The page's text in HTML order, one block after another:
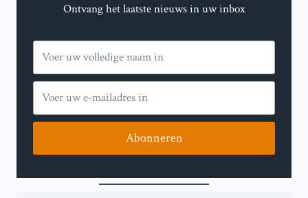
VAN
BIJ
‘MISHANDELING’
VAN
PREMIER
IN
GEVANGENIS
Ontvang het laatste nieuws in uw inbox
Abonneren